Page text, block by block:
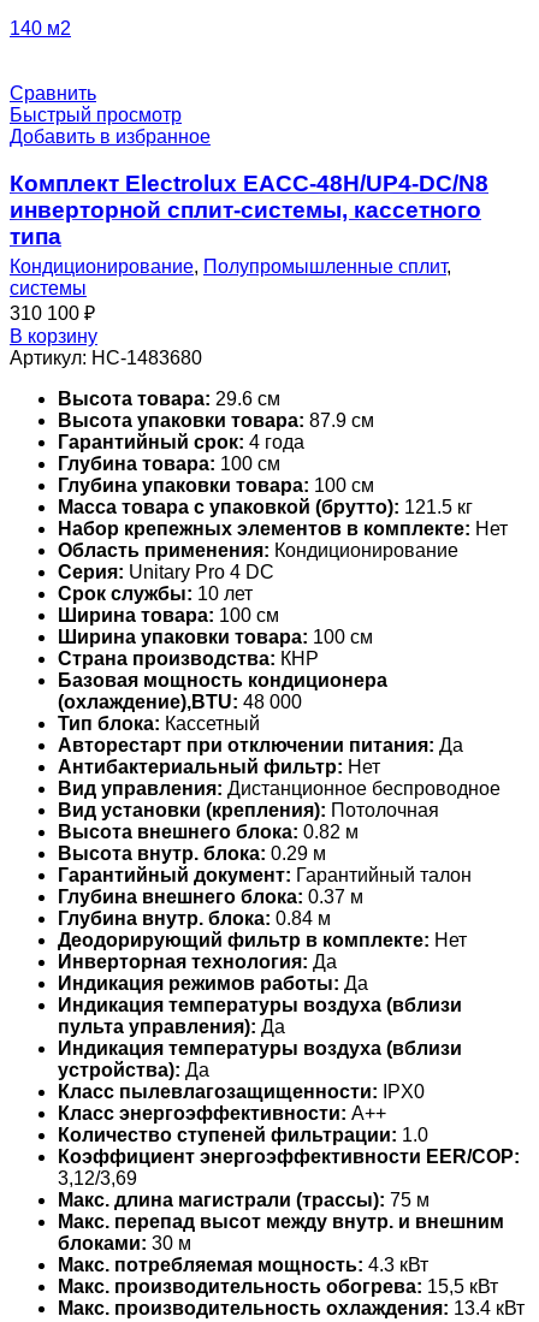
140 м2
Сравнить
Быстрый просмотр
Добавить в избранное
Комплект Electrolux EACC-48H/UP4-DC/N8
инверторной сплит-системы, кассетного
типа
Кондиционирование, Полупромышленные сплит,
системы
310 100 ₽
В корзину
Артикул: НС-1483680
Высота товара: 29.6 см
Высота упаковки товара: 87.9 см
Гарантийный срок: 4 года
Глубина товара: 100 см
Глубина упаковки товара: 100 см
Масса товара с упаковкой (брутто): 121.5 кг
Набор крепежных элементов в комплекте: Нет
Область применения: Кондиционирование
Серия: Unitary Pro 4 DC
Срок службы: 10 лет
Ширина товара: 100 см
Ширина упаковки товара: 100 см
Страна производства: КНР
Базовая мощность кондиционера
(охлаждение),BTU: 48 000
Тип блока: Кассетный
Авторестарт при отключении питания: Да
Антибактериальный фильтр: Нет
Вид управления: Дистанционное беспроводное
Вид установки (крепления): Потолочная
Высота внешнего блока: 0.82 м
Высота внутр. блока: 0.29 м
Гарантийный документ: Гарантийный талон
Глубина внешнего блока: 0.37 м
Глубина внутр. блока: 0.84 м
Деодорирующий фильтр в комплекте: Нет
Инверторная технология: Да
Индикация режимов работы: Да
Индикация температуры воздуха (вблизи
пульта управления): Да
Индикация температуры воздуха (вблизи
устройства): Да
Класс пылевлагозащищенности: IPX0
Класс энергоэффективности: A++
Количество ступеней фильтрации: 1.0
Коэффициент энергоэффективности EER/COP:
3,12/3,69
Макс. длина магистрали (трассы): 75 м
Макс. перепад высот между внутр. и внешним
блоками: 30 м
Макс. потребляемая мощность: 4.3 кВт
Макс. производительность обогрева: 15,5 кВт
Макс. производительность охлаждения: 13.4 кВт